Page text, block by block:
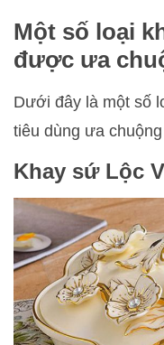
Một số loại
được ưa
Dưới đây là một số
tiêu dùng ưa
Khay sứ Lộc